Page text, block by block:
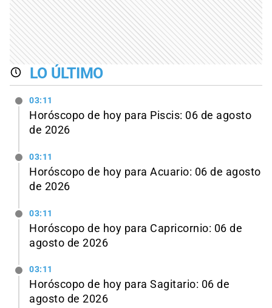
LO ÚLTIMO
03:11
Horóscopo de hoy para Piscis: 06 de agosto
de 2026
03:11
Horóscopo de hoy para Acuario: 06 de agosto
de 2026
03:11
Horóscopo de hoy para Capricornio: 06 de
agosto de 2026
03:11
Horóscopo de hoy para Sagitario: 06 de
agosto de 2026